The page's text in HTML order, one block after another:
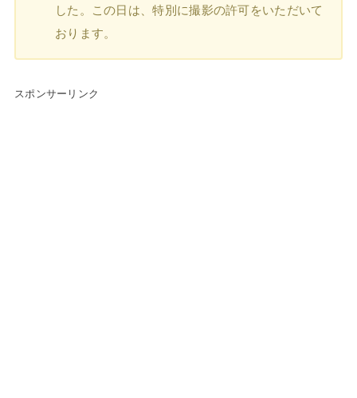
した。この日は、特別に撮影の許可をいただいて
おります。
スポンサーリンク